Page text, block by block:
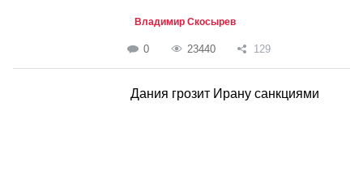
Владимир Скосырев
0 23440 129
Дания грозит Ирану санкциями